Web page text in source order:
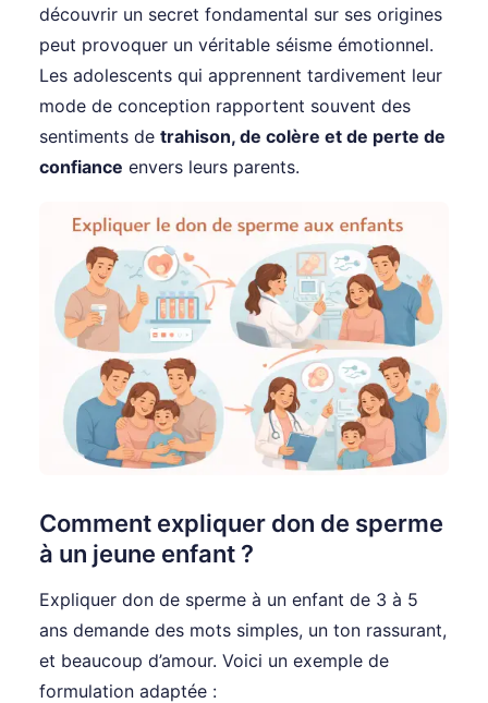
découvrir un secret fondamental sur ses origines
peut provoquer un véritable séisme émotionnel.
Les adolescents qui apprennent tardivement leur
mode de conception rapportent souvent des
sentiments de trahison, de colère et de perte de
confiance envers leurs parents.
Comment expliquer don de sperme
à un jeune enfant ?
Expliquer don de sperme à un enfant de 3 à 5
ans demande des mots simples, un ton rassurant,
et beaucoup d’amour. Voici un exemple de
formulation adaptée :